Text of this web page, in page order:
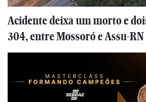
Acidente deixa um morto e
304, entre Mossoró e Assu-RN